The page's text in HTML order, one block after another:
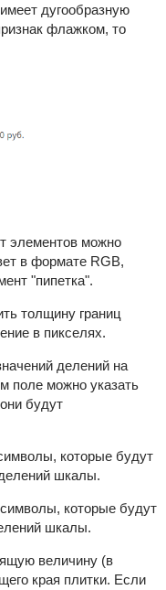
дугообразную
флажком, то
элементов можно
в формате RGB,
"пипетка".
толщину границ
в пикселях.
делений на
поле можно указать
будут
которые будут
шкалы.
которые будут
шкалы.
величину (в
края плитки. Если